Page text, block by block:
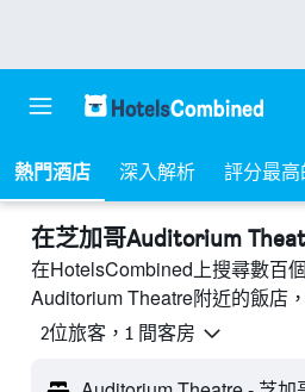
熱門酒店 深入解析 評分最
在芝加哥Auditorium
在HotelsCombined上搜尋數百
Auditorium Theatre附近的飯店
2位旅客，1 間客房